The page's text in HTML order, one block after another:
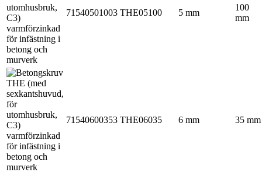
71540501003 THE05100 5 mm
100
mm
71540600353 THE06035 6 mm 35 mm